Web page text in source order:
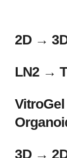
2D →
LN2 →
3D →